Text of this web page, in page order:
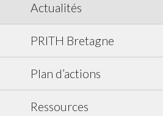
Actualités
PRITH Bretagne
Plan d’actions
Ressources